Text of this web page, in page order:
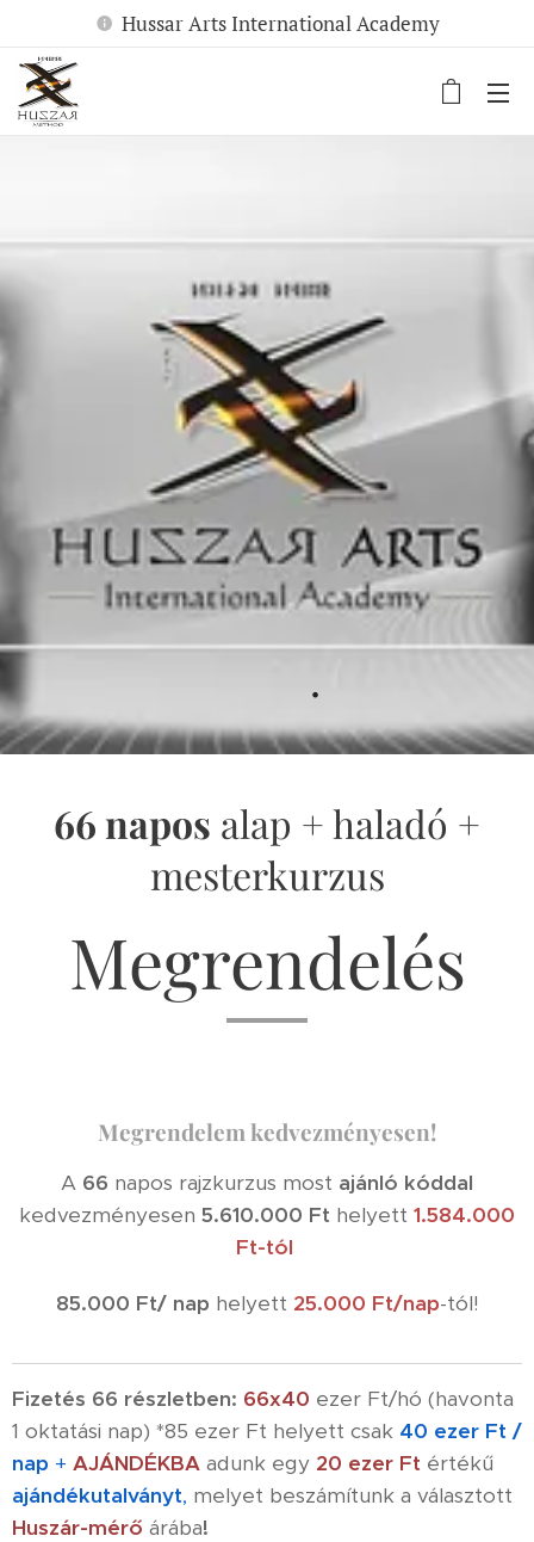
Hussar Arts International Academy
.
66 napos alap + haladó +
mesterkurzus
Megrendelés
Megrendelem kedvezményesen!
A 66 napos rajzkurzus most ajánló kóddal
kedvezményesen 5.610.000 Ft helyett 1.584.000
Ft-tól
85.000 Ft/ nap helyett 25.000 Ft/nap-tól!
Fizetés 66 részletben: 66x40 ezer Ft/hó (havonta
1 oktatási nap) *85 ezer Ft helyett csak 40 ezer Ft /
nap + AJÁNDÉKBA adunk egy 20 ezer Ft értékű
ajándékutalványt, melyet beszámítunk a választott
Huszár-mérő árába!